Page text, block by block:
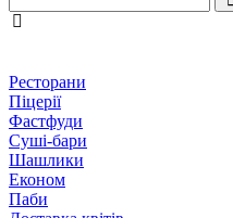
Ресторани
Піцерії
Фастфуди
Суші-бари
Шашлики
Економ
Паби